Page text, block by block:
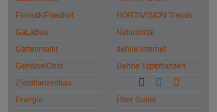
Floristik/Friedhof
GaLaBau
Gartenmarkt
Gemüse/Obst
Zierpflanzenbau
Energie
HORTIVISION Trends
Naturportal
dehne internet
Dehne Topfpflanzen
Über Gabot